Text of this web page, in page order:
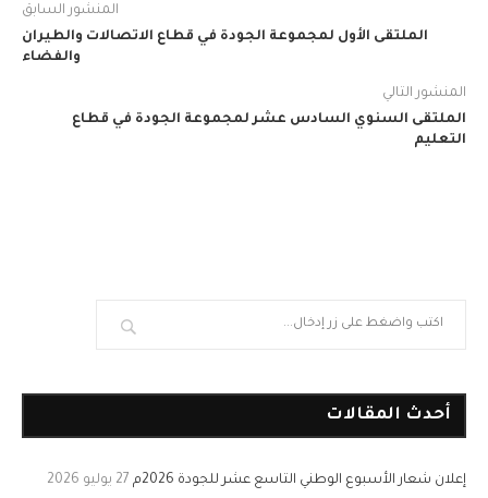
المنشور السابق
الملتقى الأول لمجموعة الجودة في قطاع الاتصالات والطيران
والفضاء
المنشور التالي
الملتقى السنوي السادس عشر لمجموعة الجودة في قطاع
التعليم
أحدث المقالات
إعلان شعار الأسبوع الوطني التاسع عشر للجودة 2026م 27 يوليو 2026